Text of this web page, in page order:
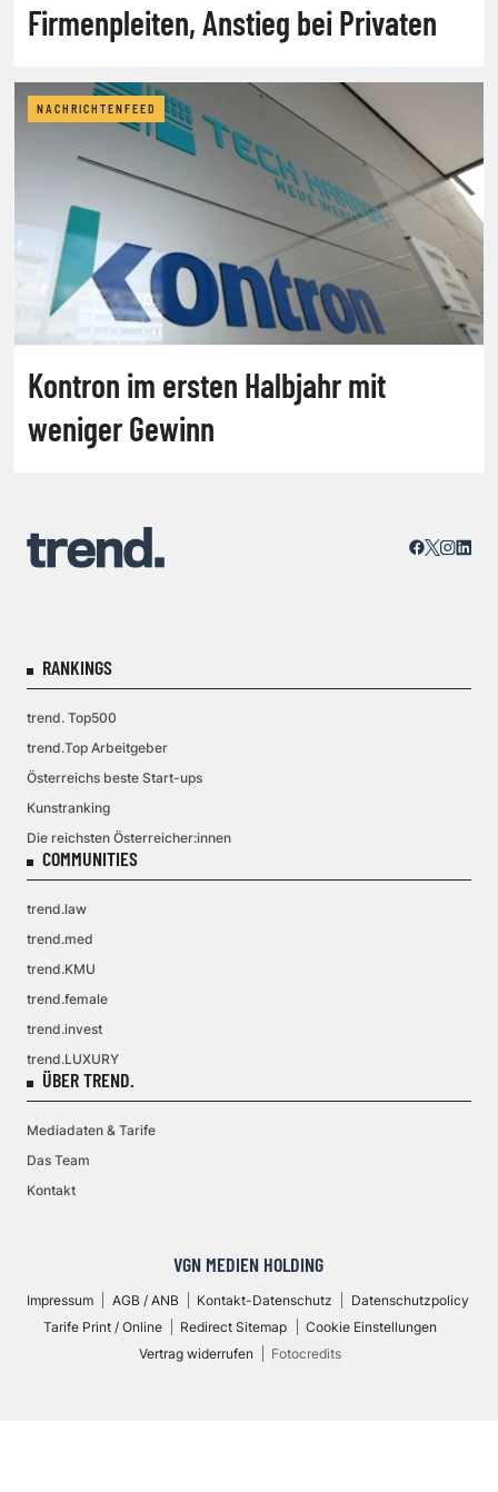
Firmenpleiten, Anstieg bei Privaten
NACHRICHTENFEED
Kontron im ersten Halbjahr mit
weniger Gewinn
RANKINGS
trend. Top500
trend.Top Arbeitgeber
Österreichs beste Start-ups
Kunstranking
Die reichsten Österreicher:innen
COMMUNITIES
trend.law
trend.med
trend.KMU
trend.female
trend.invest
trend.LUXURY
ÜBER TREND.
Mediadaten & Tarife
Das Team
Kontakt
VGN MEDIEN HOLDING
Impressum AGB / ANB Kontakt-Datenschutz
Datenschutzpolicy
Tarife Print / Online
Redirect Sitemap
Cookie Einstellungen
Vertrag widerrufen
Fotocredits